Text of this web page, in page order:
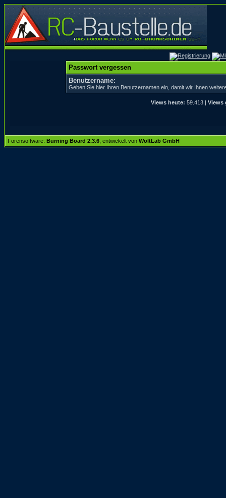
Passwort vergessen
Benutzername:
Geben Sie hier Ihren Benutzernamen ein, damit wir Ihnen
Views heute: 59.413 | Views
Forensoftware: Burning Board 2.3.6 , entwickelt von WoltLab GmbH